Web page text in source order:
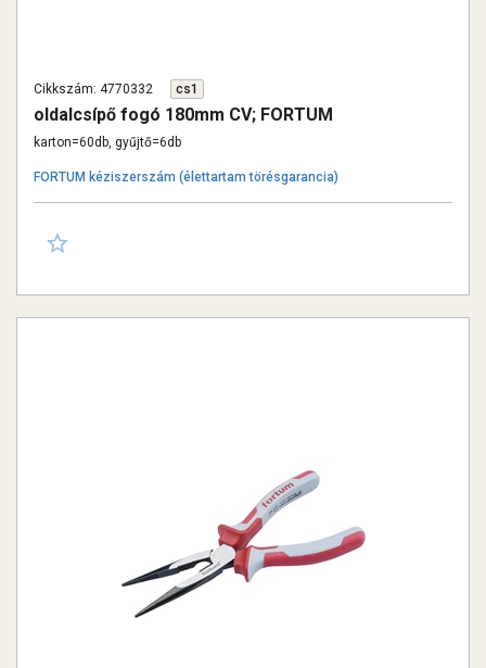
Cikkszám: 4770332 cs1
oldalcsípő fogó 180mm CV; FORTUM
karton=60db, gyűjtő=6db
FORTUM kéziszerszám (élettartam törésgarancia)